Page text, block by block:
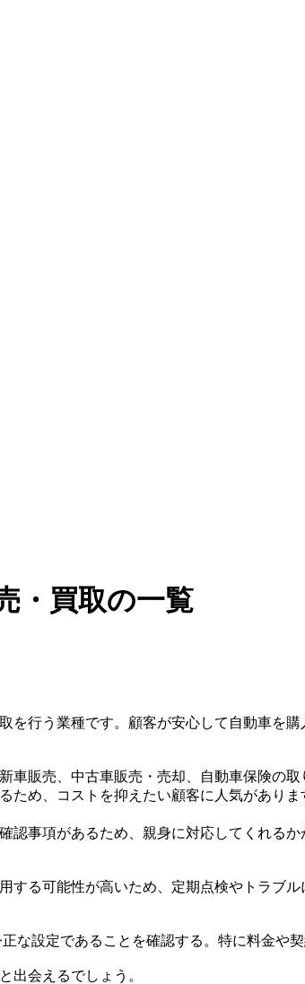
・買取の一覧
を行う業種です。顧客が安心して自動車を
車販売、中古車販売・売却、自動車保険の
め、コストを抑えたい顧客に人気があり
認事項があるため、親身に対応してくれる
する可能性が高いため、定期点検やトラブ
な設定であることを確認する。特に料金や
出会えるでしょう。